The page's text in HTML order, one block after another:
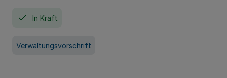
In Kraft
Verwaltungsvorschrift